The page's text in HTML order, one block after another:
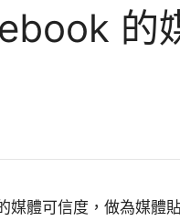
的
體可信度，做為媒體